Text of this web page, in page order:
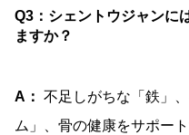
Q3：シェントウジャンに
ますか？
A： 不足しがちな「鉄」
ム」、骨の健康をサポー